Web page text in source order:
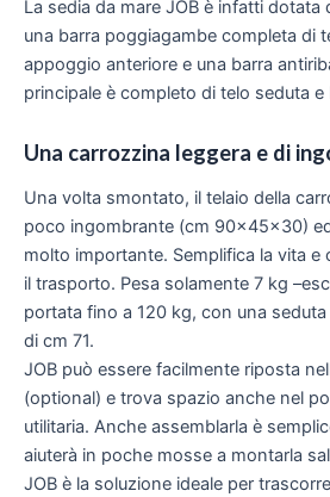
La sedia da mare JOB è infatti dotata
una barra poggiagambe completa di
appoggio anteriore e una barra
principale è completo di telo seduta
Una carrozzina leggera e di
Una volta smontato, il telaio della
poco ingombrante (cm 90x45x30)
molto importante. Semplifica la vita e
il trasporto. Pesa solamente 7 kg
portata fino a 120 kg, con una
di cm 71.
JOB può essere facilmente riposta
(optional) e trova spazio anche nel
utilitaria. Anche assemblarla è
aiuterà in poche mosse a montarla
JOB è la soluzione ideale per